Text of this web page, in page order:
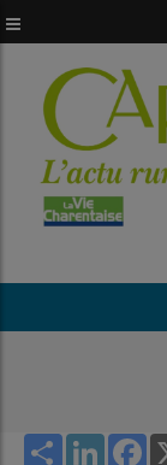
au
principal
Share